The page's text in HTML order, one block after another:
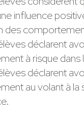
influence
des
déclarent
à risque dans
déclarent
au volant à la